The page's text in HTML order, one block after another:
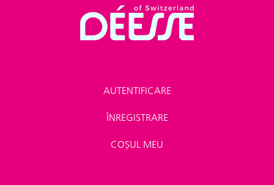
AUTENTIFICARE
ÎNREGISTRARE
COȘUL MEU